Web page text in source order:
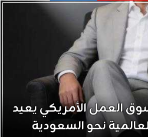
العمل الأمريكي يعيد
نحو السعودية